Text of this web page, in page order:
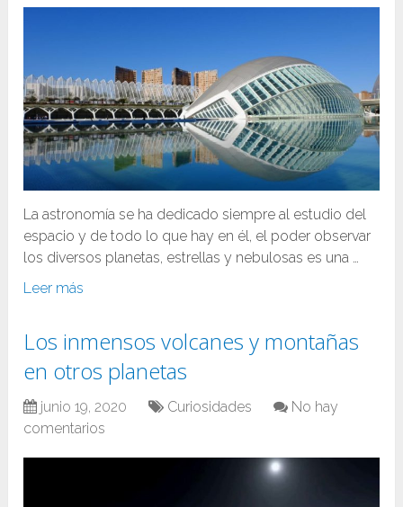
La astronomía se ha dedicado siempre al estudio del
espacio y de todo lo que hay en él, el poder observar
los diversos planetas, estrellas y nebulosas es una …
Leer más
Los inmensos volcanes y montañas
en otros planetas
junio 19, 2020 Curiosidades
No hay
comentarios